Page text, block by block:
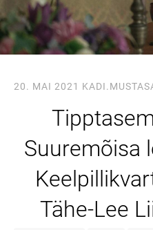
20. MAI 2021
Suuremõisa
Tähe-Lee